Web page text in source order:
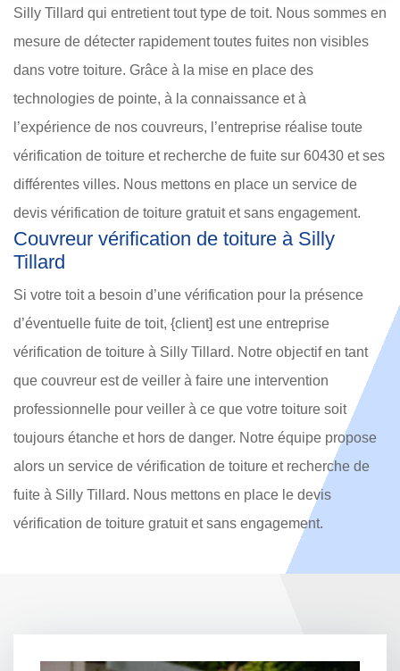
Silly Tillard qui entretient tout type de toit. Nous sommes en
mesure de détecter rapidement toutes fuites non visibles
dans votre toiture. Grâce à la mise en place des
technologies de pointe, à la connaissance et à
l’expérience de nos couvreurs, l’entreprise réalise toute
vérification de toiture et recherche de fuite sur 60430 et ses
différentes villes. Nous mettons en place un service de
devis vérification de toiture gratuit et sans engagement.
Couvreur vérification de toiture à Silly
Tillard
Si votre toit a besoin d’une vérification pour la présence
d’éventuelle fuite de toit, {client] est une entreprise
vérification de toiture à Silly Tillard. Notre objectif en tant
que couvreur est de veiller à faire une intervention
professionnelle pour veiller à ce que votre toiture soit
toujours étanche et hors de danger. Notre équipe propose
alors un service de vérification de toiture et recherche de
fuite à Silly Tillard. Nous mettons en place le devis
vérification de toiture gratuit et sans engagement.